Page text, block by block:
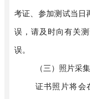
考证、参加测试当日
误，请及时向有关
误。
（三） 照片采
证书照片将会